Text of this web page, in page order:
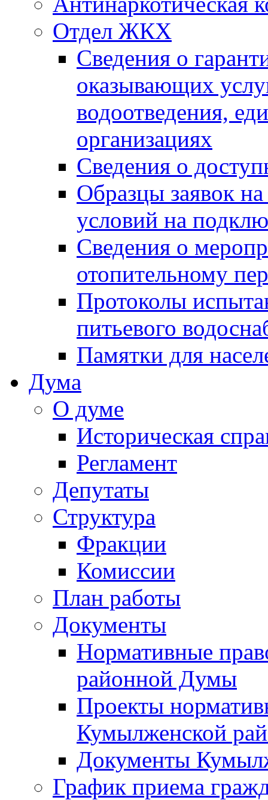
Отдел ЖКХ
Сведения о
оказывающих
водоотведения,
организациях
Сведения о
Образцы заявок
условий на
Сведения о
отопительному
Протоколы
питьевого
Памятки для
Дума
О думе
Историческая
Регламент
Депутаты
Структура
Фракции
Комиссии
План работы
Документы
Нормативные
районной Думы
Проекты
Кумылженской
Документы
График приема